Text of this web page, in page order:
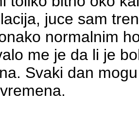
juce sam
normalnim
me je da li je
Svaki dan